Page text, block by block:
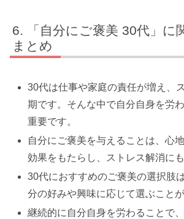
「自分にご褒美 30代」に
まとめ
30代は仕事や家庭の責任が増え、
期です。そんな中で自分自身を労
重要です。
自分にご褒美を与えることは、心
効果をもたらし、ストレス解消に
30代におすすめのご褒美の選択肢
分の好みや興味に応じて選ぶことが
継続的に自分自身を労わることで